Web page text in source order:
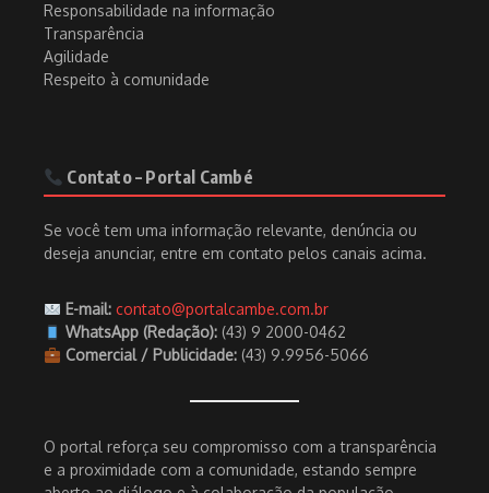
Responsabilidade na informação
Transparência
Agilidade
Respeito à comunidade
Contato – Portal Cambé
Se você tem uma informação relevante, denúncia ou
deseja anunciar, entre em contato pelos canais acima.
E-mail: contato@portalcambe.com.br
WhatsApp (Redação):(43) 9 2000-0462
Comercial / Publicidade:(43) 9.9956-5066
O portal reforça seu compromisso com a transparência
e a proximidade com a comunidade, estando sempre